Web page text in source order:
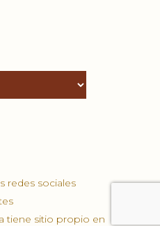
redes sociales
tiene sitio propio en